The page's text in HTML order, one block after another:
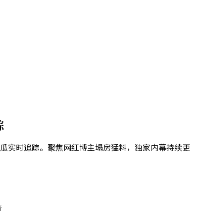
实时追踪。聚焦网红博主塌房猛料，独家内幕持续更